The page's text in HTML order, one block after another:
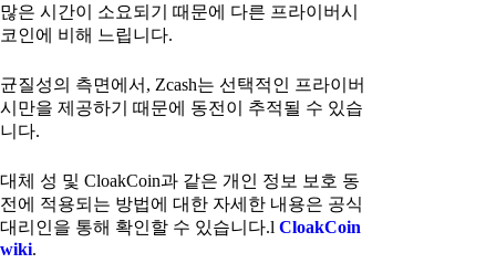
많은 시간이 소요되기 때문에 다른 프라이버시
코인에 비해 느립니다.
균질성의 측면에서, Zcash는 선택적인 프라이버
시만을 제공하기 때문에 동전이 추적될 수 있습
니다.
대체 성 및 CloakCoin과 같은 개인 정보 보호 동
전에 적용되는 방법에 대한 자세한 내용은 공식
대리인을 통해 확인할 수 있습니다.l CloakCoin
wiki.